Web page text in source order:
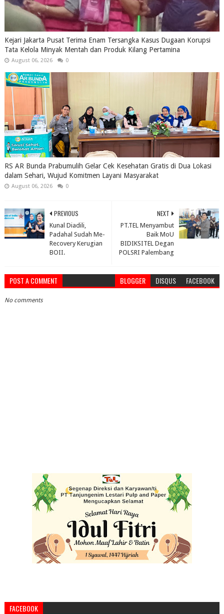
Kejari Jakarta Pusat Terima Enam Tersangka Kasus Dugaan Korupsi
Tata Kelola Minyak Mentah dan Produk Kilang Pertamina
August 06, 2026 0
RS AR Bunda Prabumulih Gelar Cek Kesehatan Gratis di Dua Lokasi
dalam Sehari, Wujud Komitmen Layani Masyarakat
August 06, 2026 0
NEXT
PT.TEL Menyambut
Baik MoU
BIDIKSITEL Degan
POLSRI Palembang
PREVIOUS
Kunal Diadili,
Padahal Sudah Me-
Recovery Kerugian
BOII.
POST A COMMENT BLOGGER DISQUS FACEBOOK
No comments
FACEBOOK